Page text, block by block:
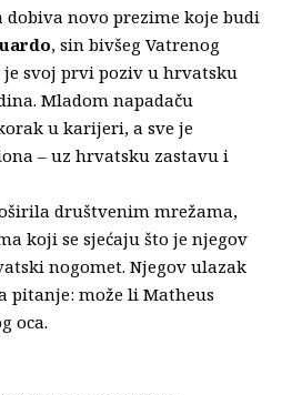
dobiva novo prezime koje budi
, sin bivšeg Vatrenog
je svoj prvi poziv u hrvatsku
Mladom napadaču
u karijeri, a sve je
– uz hrvatsku zastavu i
društvenim mrežama,
koji se sjećaju što je njegov
nogomet. Njegov ulazak
pitanje: može li Matheus
oca.